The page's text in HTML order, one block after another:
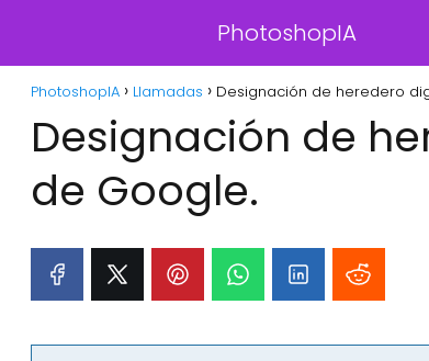
PhotoshopIA
PhotoshopIA Llamadas Designación de heredero
Designación de
de Google.